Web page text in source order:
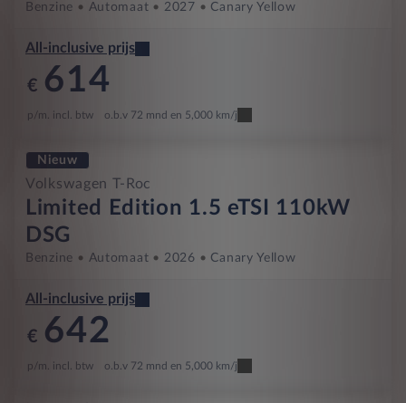
Benzine Automaat 2027 Canary Yellow
All-inclusive prijs
€ 614
p/m. incl. btw o.b.v 72 mnd en 5,000 km/j
Nieuw
Volkswagen T-Roc
Limited Edition 1.5 eTSI 110kW
DSG
Benzine Automaat 2026 Canary Yellow
All-inclusive prijs
€ 642
p/m. incl. btw o.b.v 72 mnd en 5,000 km/j